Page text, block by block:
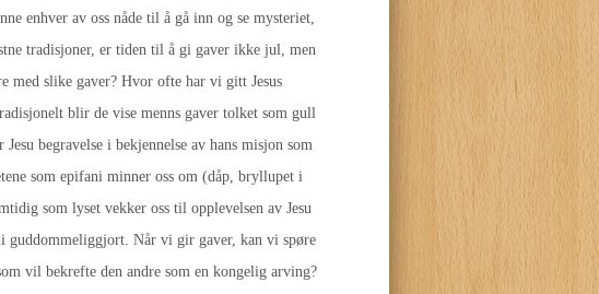
enhver av oss nåde til å gå inn og se mysteriet,
tradisjoner, er tiden til å gi gaver ikke jul, men
med slike gaver? Hvor ofte har vi gitt Jesus
blir de vise menns gaver tolket som gull
begravelse i bekjennelse av hans misjon som
som epifani minner oss om (dåp, bryllupet i
som lyset vekker oss til opplevelsen av Jesu
guddommeliggjort. Når vi gir gaver, kan vi spøre
vil bekrefte den andre som en kongelig arving?